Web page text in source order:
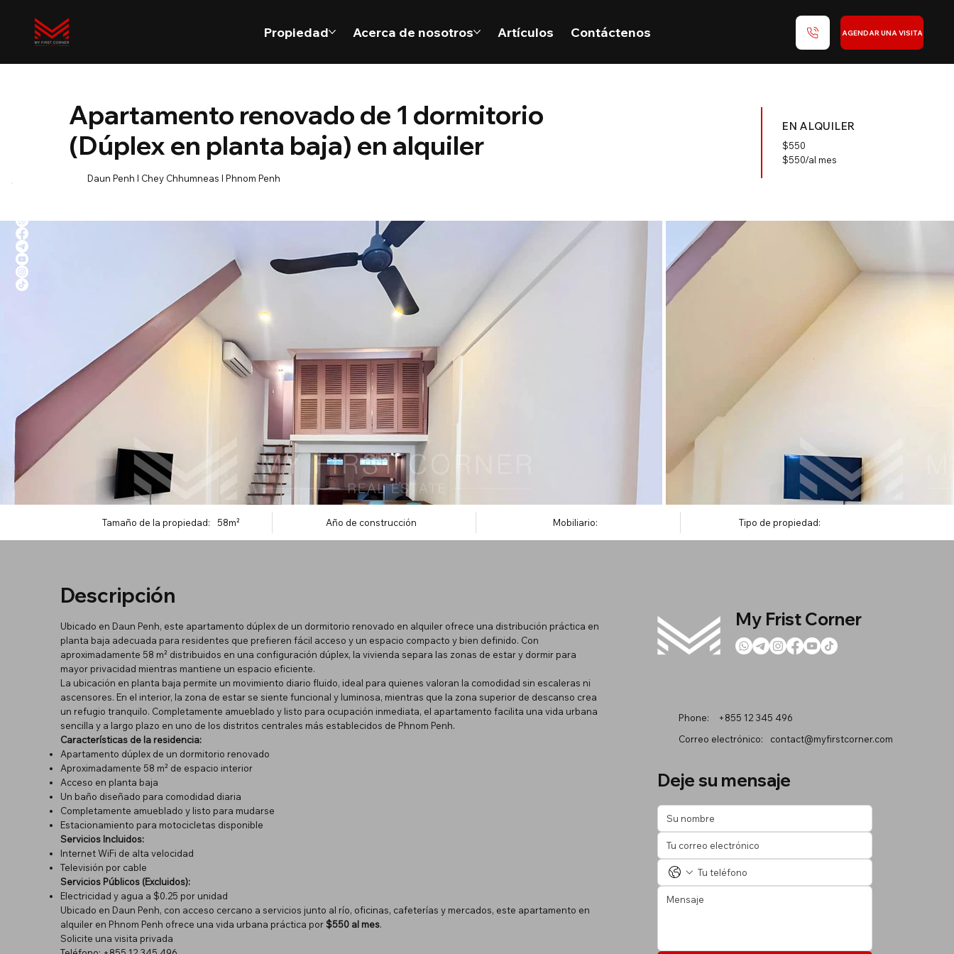
Propiedad Acerca de nosotros Artículos Contáctenos AGENDAR UNA VISITA
Apartamento renovado de 1 dormitorio
(Dúplex en planta baja) en alquiler
Daun Penh l Chey Chhumneas l Phnom Penh
EN ALQUILER
$550
$550/al mes
Tamaño de la propiedad: 58m² Año de construcción Mobiliario: Tipo de propiedad:
Descripción
Ubicado en Daun Penh, este apartamento dúplex de un dormitorio renovado en alquiler ofrece una distribución práctica en
planta baja adecuada para residentes que prefieren fácil acceso y un espacio compacto y bien definido. Con
aproximadamente 58 m² distribuidos en una configuración dúplex, la vivienda separa las zonas de estar y dormir para
mayor privacidad mientras mantiene un espacio eficiente.
La ubicación en planta baja permite un movimiento diario fluido, ideal para quienes valoran la comodidad sin escaleras ni
ascensores. En el interior, la zona de estar se siente funcional y luminosa, mientras que la zona superior de descanso crea
un refugio tranquilo. Completamente amueblado y listo para ocupación inmediata, el apartamento facilita una vida urbana
sencilla y a largo plazo en uno de los distritos centrales más establecidos de Phnom Penh.
Características de la residencia:
Apartamento dúplex de un dormitorio renovado
Aproximadamente 58 m² de espacio interior
Acceso en planta baja
Un baño diseñado para comodidad diaria
Completamente amueblado y listo para mudarse
Estacionamiento para motocicletas disponible
Servicios Incluidos:
Internet WiFi de alta velocidad
Televisión por cable
Servicios Públicos (Excluidos):
Electricidad y agua a $0.25 por unidad
Ubicado en Daun Penh, con acceso cercano a servicios junto al río, oficinas, cafeterías y mercados, este apartamento en
alquiler en Phnom Penh ofrece una vida urbana práctica por $550 al mes.
Solicite una visita privada
My Frist Corner
Phone:
+855 12 345 496
Correo electrónico:
contact@myfirstcorner.com
Deje su mensaje